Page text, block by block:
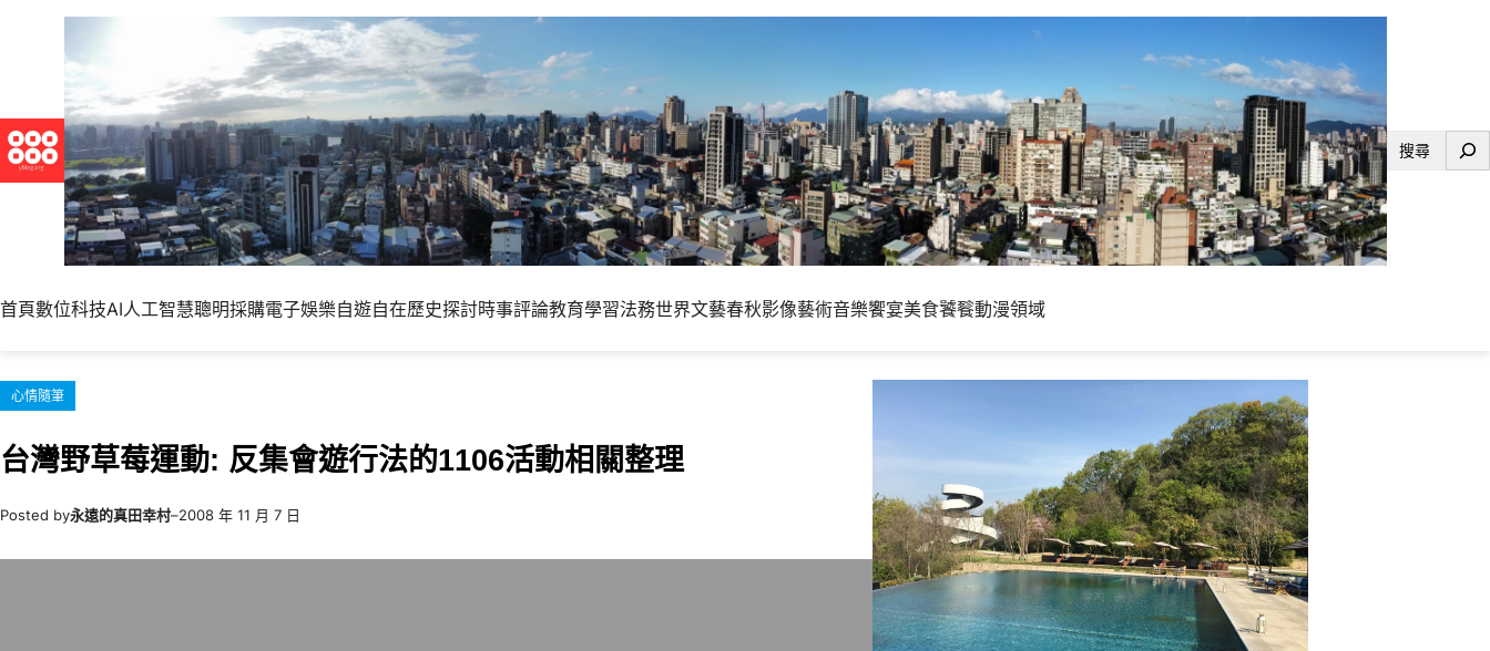
內
容
搜
首頁數位科技AI人工智慧聰明採購電子娛樂自遊自在歷史探討時事評論教育學習法務世界文藝春秋影像藝術音樂饗宴美食饕餮動漫領域
心情隨筆
台灣野草莓運動: 反集會遊行法的1106活動相關整理
Posted by永遠的真田幸村–2008 年 11 月 7 日